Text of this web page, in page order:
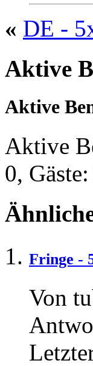
« DE -
Aktive
Aktive
Aktive
0,
Fringe -
Von